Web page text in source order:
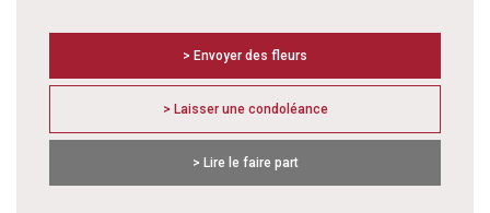
> Envoyer des fleurs
> Laisser une condoléance
> Lire le faire part